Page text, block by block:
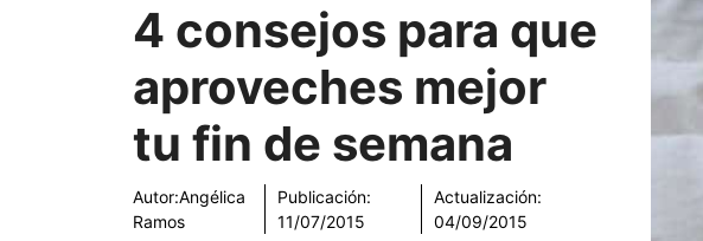
4 consejos para que
aproveches mejor
tu fin de semana
Autor:Angélica
Ramos
Publicación:
11/07/2015
Actualización:
04/09/2015